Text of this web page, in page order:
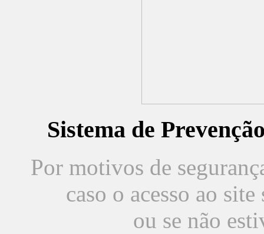
Sistema de
Por motivos de
caso o acesso ao
ou se não